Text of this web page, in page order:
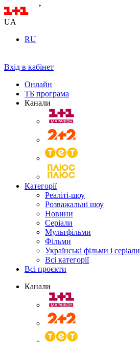
UA
RU
Вхід в кабінет
Онлайн
ТБ програма
Канали
Категорії
Реаліті-шоу
Розважальні шоу
Новини
Серіали
Мультфільми
Фільми
Українські фільми і серіали
Всі категорії
Всі проєкти
Канали